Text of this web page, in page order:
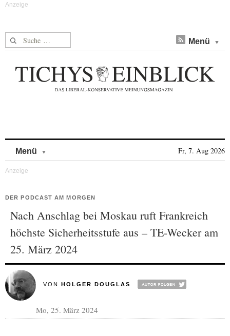
Suche nach: Menü
Menü Fr, 7. Aug 2026
DER PODCAST AM MORGEN
Nach Anschlag bei Moskau ruft Frankreich
höchste Sicherheitsstufe aus – TE-Wecker am
25. März 2024
VON HOLGER DOUGLAS
Mo, 25. März 2024